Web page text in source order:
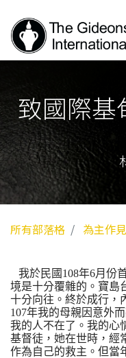
致國際基
所有部落格 為主作
我於民國108年6月份
境是十分覆雜的。寶島
十分向往。終於成行，
107年我的母親因意外
我的人不在了。我的心
基督徒，她在世時，經
作為自己的救主。但當